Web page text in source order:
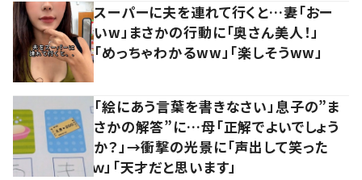
スーパーに夫を連れて行くと…妻「おー
いw」まさかの行動に「奥さん美人！」
「めっちゃわかるww」「楽しそうww」
「絵にあう言葉を書きなさい」息子の”ま
さかの解答”に…母「正解でよいでしょう
か？」→衝撃の光景に「声出して笑った
ｗ」「天才だと思います」